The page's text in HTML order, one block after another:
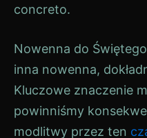
concreto.
Nowenna do
inna nowenna,
Kluczowe znaczenie
powinniśmy
modlitwy przez ten